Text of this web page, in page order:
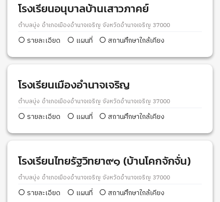
โรงเรียนอนุบาลบ้านเสาวภาคย์
ตำบลบุ่ง อำเภอเมืองอำนาจเจริญ จังหวัดอำนาจเจริญ 37000
รายละเอียด แผนที่ สถานศึกษาใกล้เคียง
โรงเรียนเมืองอำนาจเจริญ
ตำบลบุ่ง อำเภอเมืองอำนาจเจริญ จังหวัดอำนาจเจริญ 37000
รายละเอียด แผนที่ สถานศึกษาใกล้เคียง
โรงเรียนไทยรัฐวิทยา๙๑ (บ้านโคกจักจั่น)
ตำบลบุ่ง อำเภอเมืองอำนาจเจริญ จังหวัดอำนาจเจริญ 37000
รายละเอียด แผนที่ สถานศึกษาใกล้เคียง